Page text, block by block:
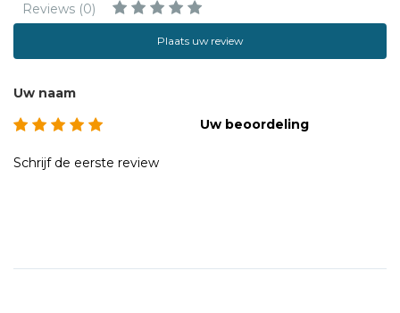
Reviews (0)
Plaats uw review
Uw naam
Uw beoordeling
Schrijf de eerste review